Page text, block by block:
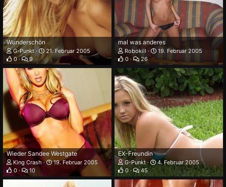
Wunderschön
G-Punkt
21. Februar 2005
0
9
mal was anderes
Robokill
19. Februar 2005
0
26
Wieder Sandee Westgate
King Crash
19. Februar 2005
0
10
EX-Freundin
G-Punkt
4. Februar 2005
0
45